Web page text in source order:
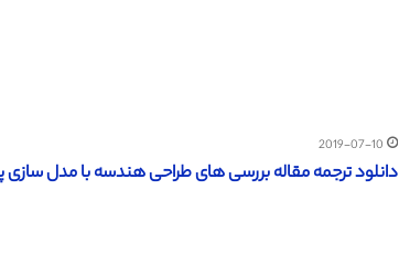
2019-07-10
دانلود ترجمه مقاله بررسی های طراحی هندسه با مدل سازی